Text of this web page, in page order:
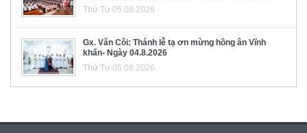
Thứ Tư 05.08.2026
Gx. Văn Côi: Thánh lễ tạ ơn mừng hồng ân Vĩnh
khấn- Ngày 04.8.2026
Thứ Tư 05.08.2026